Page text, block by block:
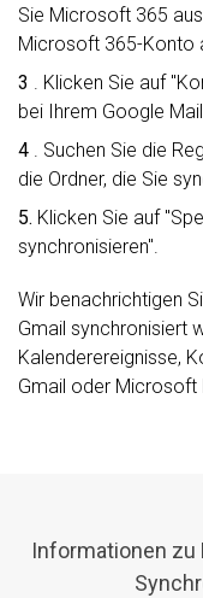
Sie Microsoft 365
Microsoft 365-Konto
3 . Klicken Sie auf
bei Ihrem Google
4 . Suchen Sie die
die Ordner, die Sie
5. Klicken Sie auf
synchronisieren".
Wir benachrichtigen
Gmail synchronisiert
Kalenderereignisse,
Gmail oder Microsoft
Informationen zu